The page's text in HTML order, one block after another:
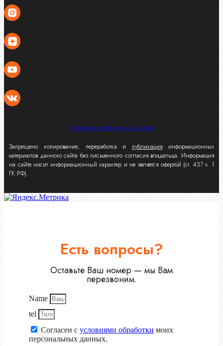
Политика конфиденциальности
Запрещено копирование, переработка и публикация информационных
материалов данного сайта без письменного согласия владельца. Информация
на сайте носит информационный характер и не является офертой (ст. 437 ч. 1
ГК РФ).
Есть вопросы?
Оставьте Ваш номер — мы Вам
перезвоним.
Name
tel
Согласен с условиями обработки моих
персональных данных.